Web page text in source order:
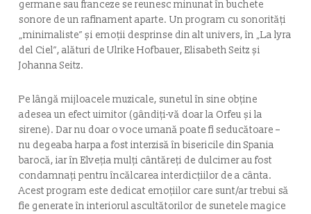
germane sau franceze se reunesc minunat în buchete
sonore de un rafinament aparte. Un program cu sonorități
„minimaliste” și emoții desprinse din alt univers, în „La lyra
del Ciel”, alături de Ulrike Hofbauer, Elisabeth Seitz și
Johanna Seitz.
Pe lângă mijloacele muzicale, sunetul în sine obține
adesea un efect uimitor (gândiți-vă doar la Orfeu și la
sirene). Dar nu doar o voce umană poate fi seducătoare –
nu degeaba harpa a fost interzisă în bisericile din Spania
barocă, iar în Elveția mulți cântăreți de dulcimer au fost
condamnați pentru încălcarea interdicțiilor de a cânta.
Acest program este dedicat emoțiilor care sunt/ar trebui să
fie generate în interiorul ascultătorilor de sunetele magice